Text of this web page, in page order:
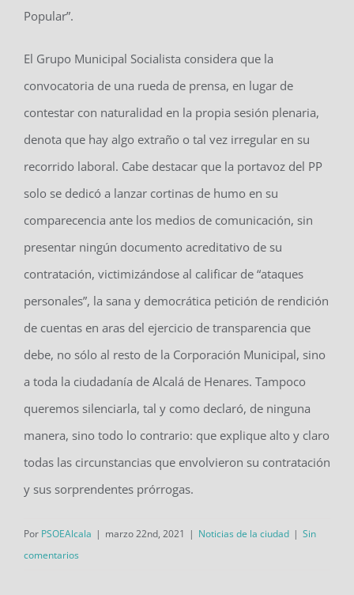
Popular”.
El Grupo Municipal Socialista considera que la
convocatoria de una rueda de prensa, en lugar de
contestar con naturalidad en la propia sesión plenaria,
denota que hay algo extraño o tal vez irregular en su
recorrido laboral. Cabe destacar que la portavoz del PP
solo se dedicó a lanzar cortinas de humo en su
comparecencia ante los medios de comunicación, sin
presentar ningún documento acreditativo de su
contratación, victimizándose al calificar de “ataques
personales”, la sana y democrática petición de rendición
de cuentas en aras del ejercicio de transparencia que
debe, no sólo al resto de la Corporación Municipal, sino
a toda la ciudadanía de Alcalá de Henares. Tampoco
queremos silenciarla, tal y como declaró, de ninguna
manera, sino todo lo contrario: que explique alto y claro
todas las circunstancias que envolvieron su contratación
y sus sorprendentes prórrogas.
Por PSOEAlcala | marzo 22nd, 2021 | Noticias de la ciudad | Sin
comentarios